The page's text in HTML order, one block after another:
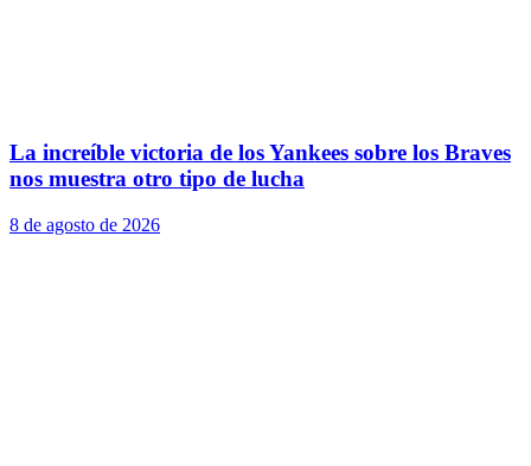
La increíble victoria de los Yankees sobre los Braves
nos muestra otro tipo de lucha
8 de agosto de 2026